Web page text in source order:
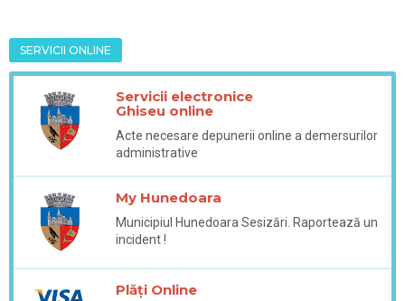
SERVICII ONLINE
Servicii electronice
Ghiseu online
Acte necesare depunerii online a demersurilor
administrative
My Hunedoara
Municipiul Hunedoara Sesizări. Raportează un
incident !
Plăți Online